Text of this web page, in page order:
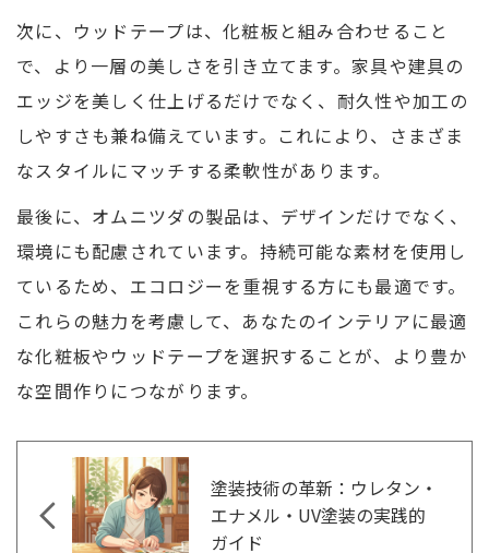
次に、ウッドテープは、化粧板と組み合わせること
で、より一層の美しさを引き立てます。家具や建具の
エッジを美しく仕上げるだけでなく、耐久性や加工の
しやすさも兼ね備えています。これにより、さまざま
なスタイルにマッチする柔軟性があります。
最後に、オムニツダの製品は、デザインだけでなく、
環境にも配慮されています。持続可能な素材を使用し
ているため、エコロジーを重視する方にも最適です。
これらの魅力を考慮して、あなたのインテリアに最適
な化粧板やウッドテープを選択することが、より豊か
な空間作りにつながります。
塗装技術の革新：ウレタン・
エナメル・UV塗装の実践的
ガイド